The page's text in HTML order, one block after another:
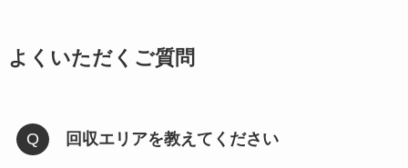
よくいただくご質問
回収エリアを教えてください